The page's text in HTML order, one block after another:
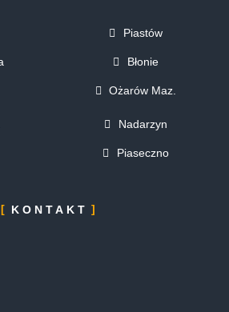
Piastów
Błonie
Ożarów Maz.
Nadarzyn
Piaseczno
KONTAKT